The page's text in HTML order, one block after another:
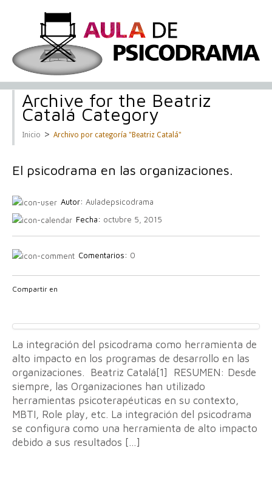
Archive for the Beatriz
Catalá Category
Inicio > Archivo por categoría "Beatriz Catalá"
El psicodrama en las organizaciones.
Autor: Auladepsicodrama
Fecha: octubre 5, 2015
Comentarios: 0
Compartir en
La integración del psicodrama como herramienta de
alto impacto en los programas de desarrollo en las
organizaciones. Beatriz Catalá[1] RESUMEN: Desde
siempre, las Organizaciones han utilizado
herramientas psicoterapéuticas en su contexto,
MBTI, Role play, etc. La integración del psicodrama
se configura como una herramienta de alto impacto
debido a sus resultados […]